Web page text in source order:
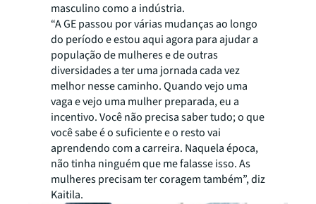
masculino como a indústria.
“A GE passou por várias mudanças ao longo
do período e estou aqui agora para ajudar a
população de mulheres e de outras
diversidades a ter uma jornada cada vez
melhor nesse caminho. Quando vejo uma
vaga e vejo uma mulher preparada, eu a
incentivo. Você não precisa saber tudo; o que
você sabe é o suficiente e o resto vai
aprendendo com a carreira. Naquela época,
não tinha ninguém que me falasse isso. As
mulheres precisam ter coragem também”, diz
Kaitila.